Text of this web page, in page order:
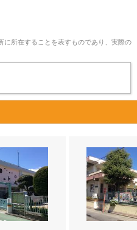
所在することを表すものであり、実際の